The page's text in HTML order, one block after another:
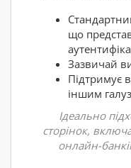
що
Зазвичай
Підтримує
іншим
Ідеально
сторінок,
онлайн-